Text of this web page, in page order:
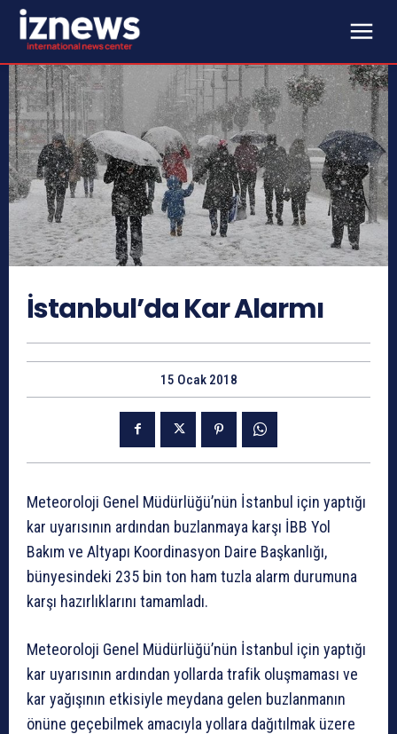
İstanbul’da Kar Alarmı
15 Ocak 2018
Meteoroloji Genel Müdürlüğü’nün İstanbul için yaptığı
kar uyarısının ardından buzlanmaya karşı İBB Yol
Bakım ve Altyapı Koordinasyon Daire Başkanlığı,
bünyesindeki 235 bin ton ham tuzla alarm durumuna
karşı hazırlıklarını tamamladı.
Meteoroloji Genel Müdürlüğü’nün İstanbul için yaptığı
kar uyarısının ardından yollarda trafik oluşmaması ve
kar yağışının etkisiyle meydana gelen buzlanmanın
önüne geçebilmek amacıyla yollara dağıtılmak üzere